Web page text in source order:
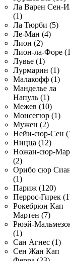
Ла Варен Сен-
(1)
Ла Тюрби (5)
Ле-Ман (4)
Лион (2)
Лион-ла-Форе
Лувье (1)
Лурмарин (1)
Малакофф (1)
Манделье ла
Напуль (1)
Межев (10)
Монсегюр (1)
Мужен (2)
Нейи-сюр-Сен
Ницца (12)
Ножан-сюр-
(2)
Орибо сюр
(1)
Париж (120)
Перрос-Гирек
Рокебрюн Кап
Мартен (7)
Рюэй-
(1)
Сан Агнес (1)
Сен Жан Кап